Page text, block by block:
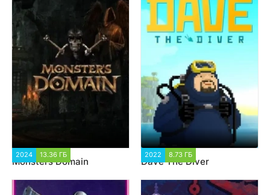
2024 13.36 ГБ
Monsters Domain
2022 8.73 ГБ
Dave The Diver